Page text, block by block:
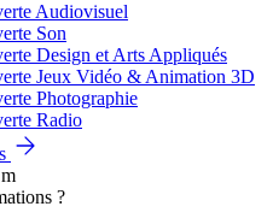
Audiovisuel
Son
Design et Arts Appliqués
Jeux Vidéo & Animation 3D
Photographie
Radio
?